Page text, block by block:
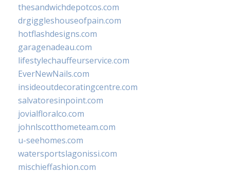
thesandwichdepotcos.com
drgiggleshouseofpain.com
hotflashdesigns.com
garagenadeau.com
lifestylechauffeurservice.com
EverNewNails.com
insideoutdecoratingcentre.com
salvatoresinpoint.com
jovialfloralco.com
johnlscotthometeam.com
u-seehomes.com
watersportslagonissi.com
mischieffashion.com